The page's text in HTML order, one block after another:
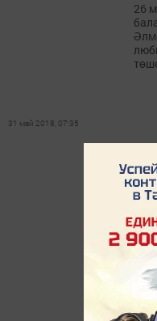
26
31 май 2018, 07:35